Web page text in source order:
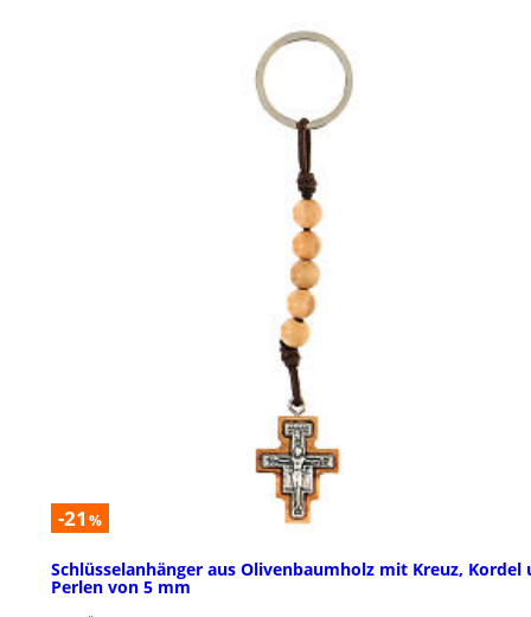
-21 %
Schlüsselanhänger aus Olivenbaumholz mit Kreuz, Kordel
Perlen von 5 mm